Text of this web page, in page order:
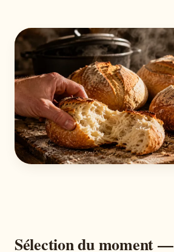
Sélection du moment —